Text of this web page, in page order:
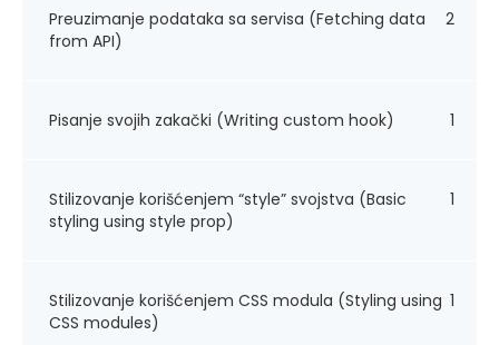
Preuzimanje podataka sa servisa (Fetching data
from API)
2
Pisanje svojih zakački (Writing custom hook) 1
Stilizovanje korišćenjem “style” svojstva (Basic
styling using style prop)
1
Stilizovanje korišćenjem CSS modula (Styling using
CSS modules)
1